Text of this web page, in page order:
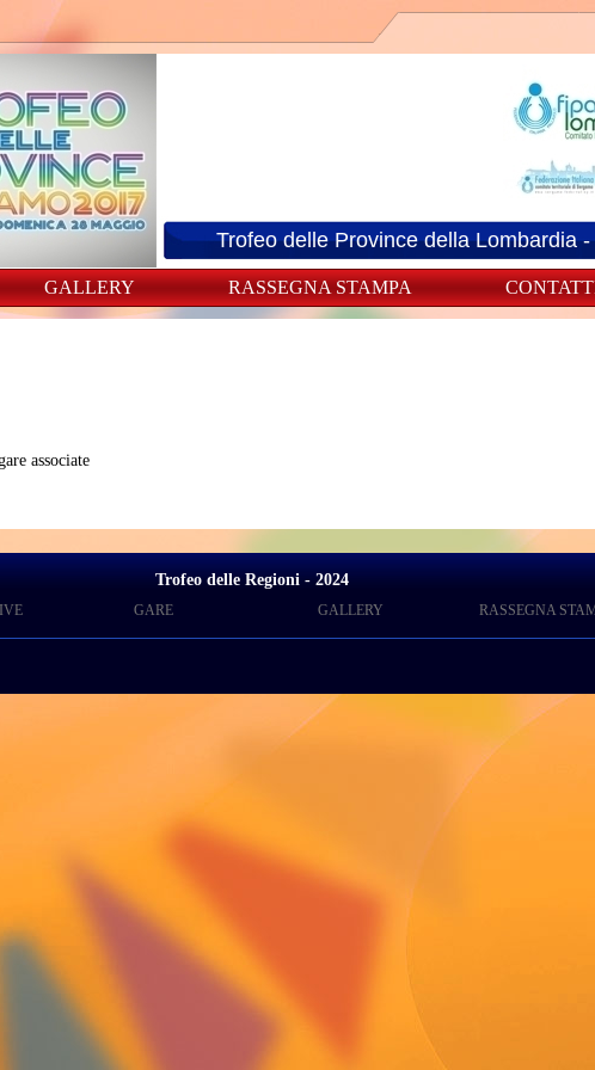
Trofeo delle Province della Lombardia
GALLERY RASSEGNA STAMPA
associate
Trofeo delle Regioni - 2024
GARE GALLERY RASSEGNA